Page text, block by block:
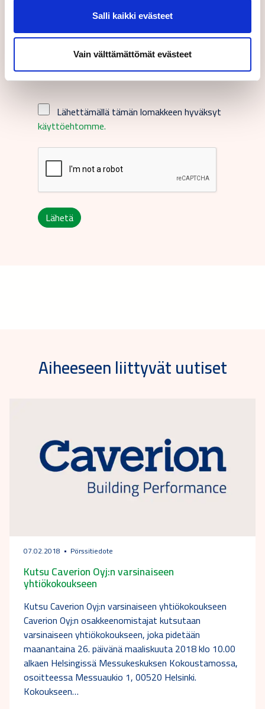
Salli kaikki evästeet
Vain välttämättömät evästeet
Suomeksi
Lähettämällä tämän lomakkeen hyväksyt
käyttöehtomme.
Lähetä
Aiheeseen liittyvät uutiset
07.02.2018 Pörssitiedote
Kutsu Caverion Oyj:n varsinaiseen
yhtiökokoukseen
Kutsu Caverion Oyj:n varsinaiseen yhtiökokoukseen
Caverion Oyj:n osakkeenomistajat kutsutaan
varsinaiseen yhtiökokoukseen, joka pidetään
maanantaina 26. päivänä maaliskuuta 2018 klo 10.00
alkaen Helsingissä Messukeskuksen Kokoustamossa,
osoitteessa Messuaukio 1, 00520 Helsinki.
Kokoukseen…